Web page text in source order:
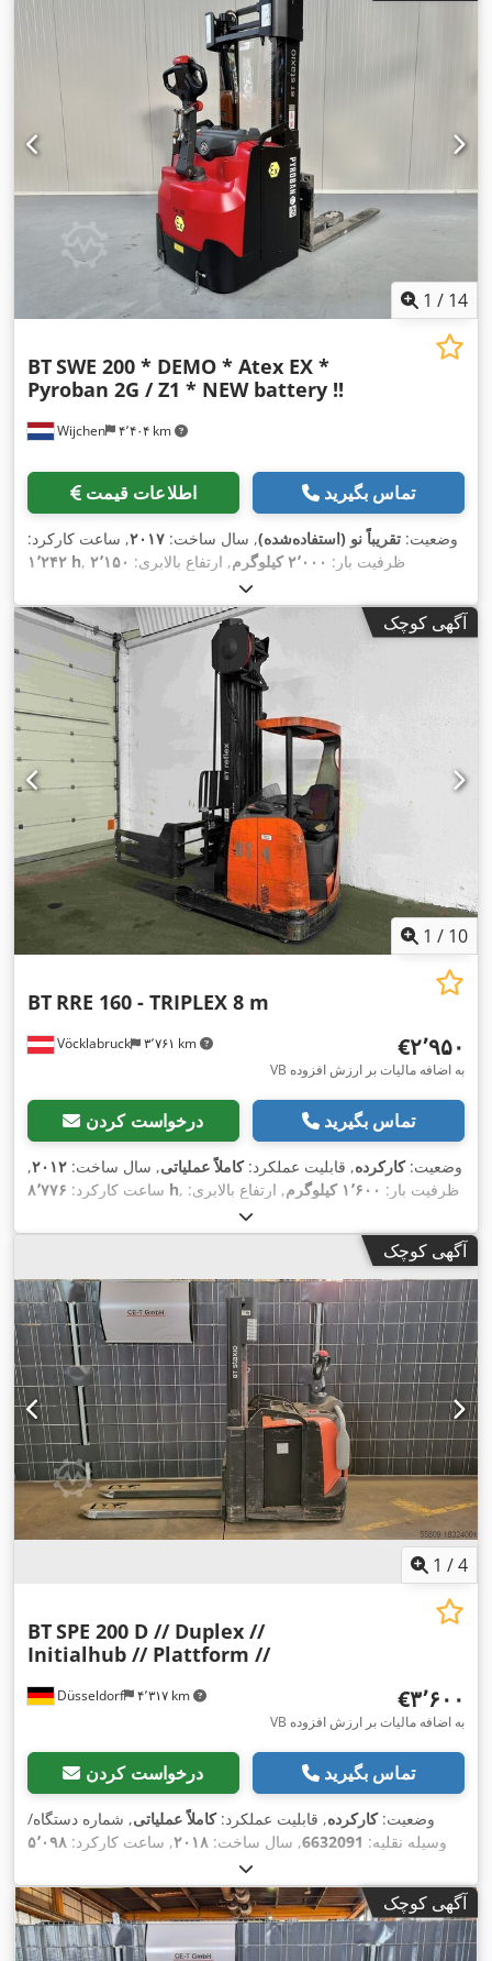
1 / 14
Wijchen ۴٬۴۰۴ km
BTSWE 200 * DEMO * Atex EX *
Pyroban 2G / Z1 * NEW battery !!
اطلاعات قیمت تماس بگیرید
وضعیت: تقریباً نو (استفاده‌شده), سال ساخت: ۲۰۱۷, ساعت کارکرد:
۱٬۲۴۲ h
, ظرفیت بار: ۲٬۰۰۰ کیلوگرم , ارتفاع بالابری: ۲٬۱۵۰
, نوع دکل:
میلی‌متر,
آگهی کوچک
1 / 10
Vöcklabruck ۳٬۷۶۱ km
BT RRE 160 - TRIPLEX 8 m
‎€۲٬۹۵۰
VB به اضافه مالیات بر ارزش افزوده
درخواست کردن تماس بگیرید
وضعیت:کارکرده, قابلیت عملکرد:کاملاً عملیاتی, سال ساخت: ۲۰۱۲,
ساعت کارکرد: ۸٬۷۷۶ h , ظرفیت بار: ۱٬۶۰۰ کیلوگرم
, ارتفاع بالابری:
۲٬۷۵۰ میلی‌متر
نوع دکل:تریپلکس, ارتفاع سازه:۳٬۳۹۰ میلی‌متر
, نوع سیستم انتقال
آگهی کوچک
1 /4
Düsseldorf ۴٬۳۱۷ km
BTSPE 200 D // Duplex //
Initialhub // Plattform //
‎€۳٬۶۰۰
VB به اضافه مالیات بر ارزش افزوده
درخواست کردن تماس بگیرید
وضعیت:کارکرده, قابلیت عملکرد:کاملاً عملیاتی, شماره دستگاه/
وسیله نقلیه: 6632091, سال ساخت: ۲۰۱۸, ساعت کارکرد: ۵٬۰۹۸
, ارتفاع بالابری:
برداشت آزاد:۱٬۴۵۰ میلی‌متر , نوع سوخت:برقی, نوع دکل:دوپلکس,
ارتفاع سازه:۱٬۸۵۰ میلی‌متر , طول شاخک‌ها:۱٬۲۰۰ میلی‌متر
, نوع
آگهی کوچک